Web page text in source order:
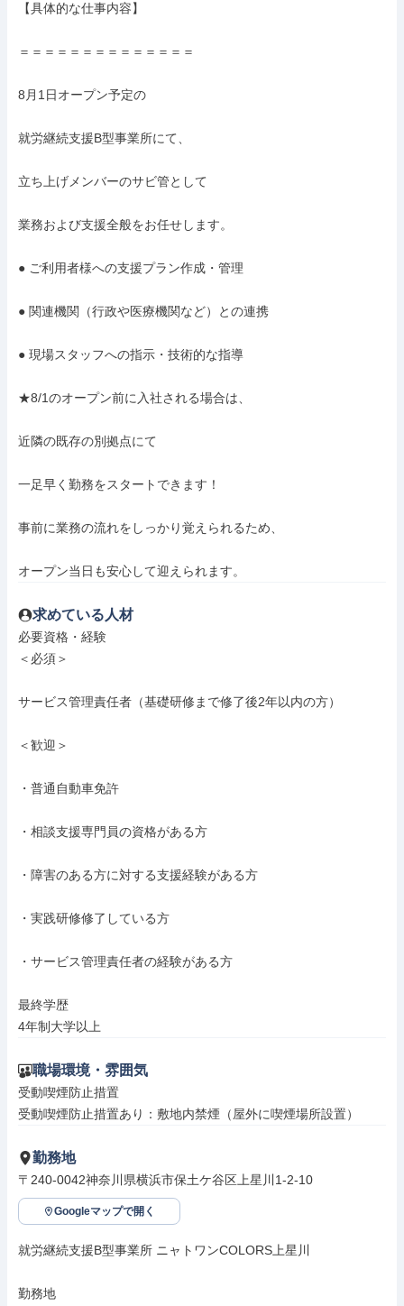
【具体的な仕事内容】
＝＝＝＝＝＝＝＝＝＝＝＝＝＝
8月1日オープン予定の
就労継続支援B型事業所にて、
立ち上げメンバーのサビ管として
業務および支援全般をお任せします。
● ご利用者様への支援プラン作成・管理
● 関連機関（行政や医療機関など）との連携
● 現場スタッフへの指示・技術的な指導
★8/1のオープン前に入社される場合は、
近隣の既存の別拠点にて
一足早く勤務をスタートできます！
事前に業務の流れをしっかり覚えられるため、
オープン当日も安心して迎えられます。
求めている人材
必要資格・経験
＜必須＞
サービス管理責任者（基礎研修まで修了後2年以内の方）
＜歓迎＞
・普通自動車免許
・相談支援専門員の資格がある方
・障害のある方に対する支援経験がある方
・実践研修修了している方
・サービス管理責任者の経験がある方
最終学歴
4年制大学以上
職場環境・雰囲気
受動喫煙防止措置
受動喫煙防止措置あり：敷地内禁煙（屋外に喫煙場所設置）
勤務地
〒240-0042神奈川県横浜市保土ケ谷区上星川1-2-10
Googleマップで開く
就労継続支援B型事業所 ニャトワンCOLORS上星川
勤務地